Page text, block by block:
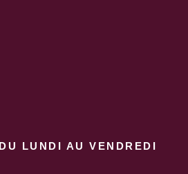
DU LUNDI AU VENDREDI